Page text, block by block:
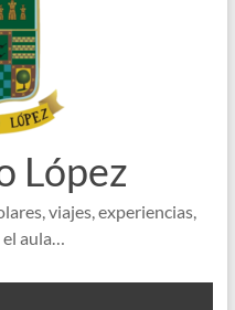
López
viajes, experiencias,
el aula…